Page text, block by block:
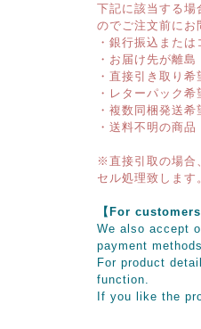
下記に該当する場
のでご注文前にお
・銀行振込また
・お届け先が離島
・直接引き取り希
・レターパック希
・複数同梱発送希
・送料不明の商品
※直接引取の場合
セル処理致します
【For
We also accept
payment
For product
function.
If you like the